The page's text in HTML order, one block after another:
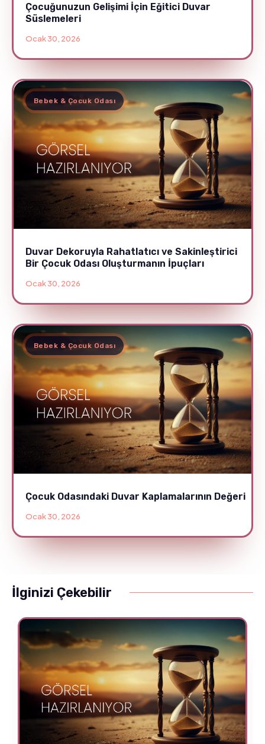
Çocuğunuzun Gelişimi İçin Eğitici Duvar
Süslemeleri
Ocak 30, 2026
Bebek & Çocuk Odası
Duvar Dekoruyla Rahatlatıcı ve Sakinleştirici
Bir Çocuk Odası Oluşturmanın İpuçları
Ocak 30, 2026
Bebek & Çocuk Odası
Çocuk Odasındaki Duvar Kaplamalarının Değeri
Ocak 30, 2026
İlginizi Çekebilir